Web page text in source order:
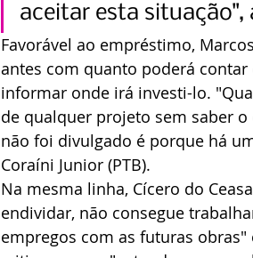
aceitar esta situação",
Favorável ao empréstimo,
antes com quanto poderá
informar onde irá investi-lo.
de qualquer projeto sem saber
não foi divulgado é porque há
Coraíni Junior (PTB).
Na mesma linha, Cícero do
endividar, não consegue
empregos com as futuras